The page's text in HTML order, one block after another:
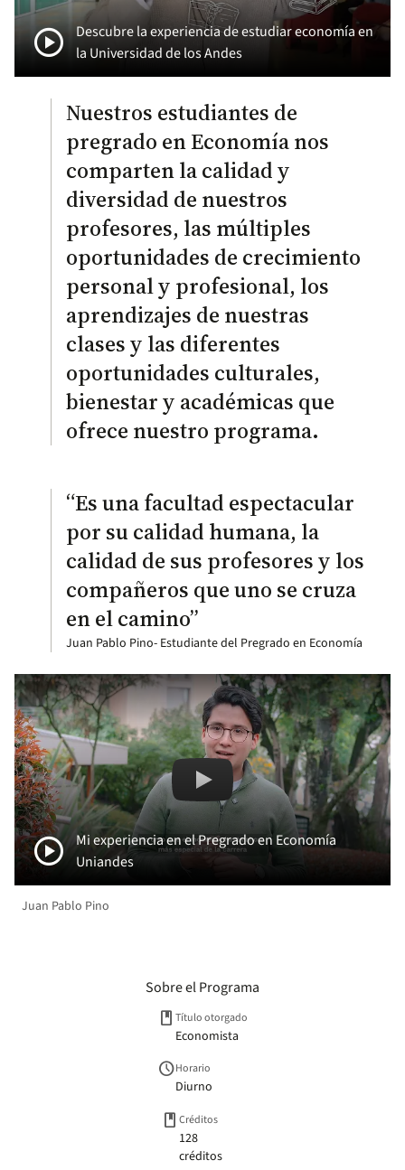
play_circle Descubre la experiencia de estudiar economía en
la Universidad de los Andes
Nuestros estudiantes de
pregrado en Economía nos
comparten la calidad y
diversidad de nuestros
profesores, las múltiples
oportunidades de crecimiento
personal y profesional, los
aprendizajes de nuestras
clases y las diferentes
oportunidades culturales,
bienestar y académicas que
ofrece nuestro programa.
“Es una facultad espectacular
por su calidad humana, la
calidad de sus profesores y los
compañeros que uno se cruza
en el camino”
Juan Pablo Pino- Estudiante del Pregrado en Economía
Remote video URL
Juan Pablo Pino: mi experiencia
play_circle Mi experiencia en el Pregrado en Economía
Uniandes
Juan Pablo Pino
Sobre el Programa
book Título otorgado
Economista
scheduleHorario
Diurno
book Créditos
128
créditos